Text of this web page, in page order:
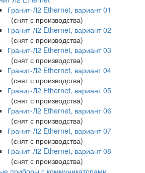
Гранит-Л2 Ethernet, вариант 01
(снят с производства)
Гранит-Л2 Ethernet, вариант 02
(снят с производства)
Гранит-Л2 Ethernet, вариант 03
(снят с производства)
Гранит-Л2 Ethernet, вариант 04
(снят с производства)
Гранит-Л2 Ethernet, вариант 05
(снят с производства)
Гранит-Л2 Ethernet, вариант 06
(снят с производства)
Гранит-Л2 Ethernet, вариант 07
(снят с производства)
Гранит-Л2 Ethernet, вариант 08
(снят с производства)
приборы с коммуникаторами